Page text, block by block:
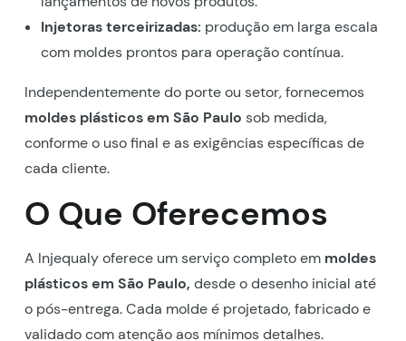
Injetoras terceirizadas: produção em larga escala
com moldes prontos para operação contínua.
Independentemente do porte ou setor, fornecemos
moldes plásticos em São Paulo sob medida,
conforme o uso final e as exigências específicas de
cada cliente.
O Que Oferecemos
A Injequaly oferece um serviço completo em moldes
plásticos em São Paulo, desde o desenho inicial até
o pós-entrega. Cada molde é projetado, fabricado e
validado com atenção aos mínimos detalhes.